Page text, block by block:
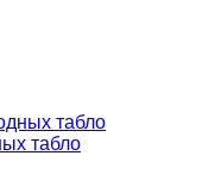
табло
табло